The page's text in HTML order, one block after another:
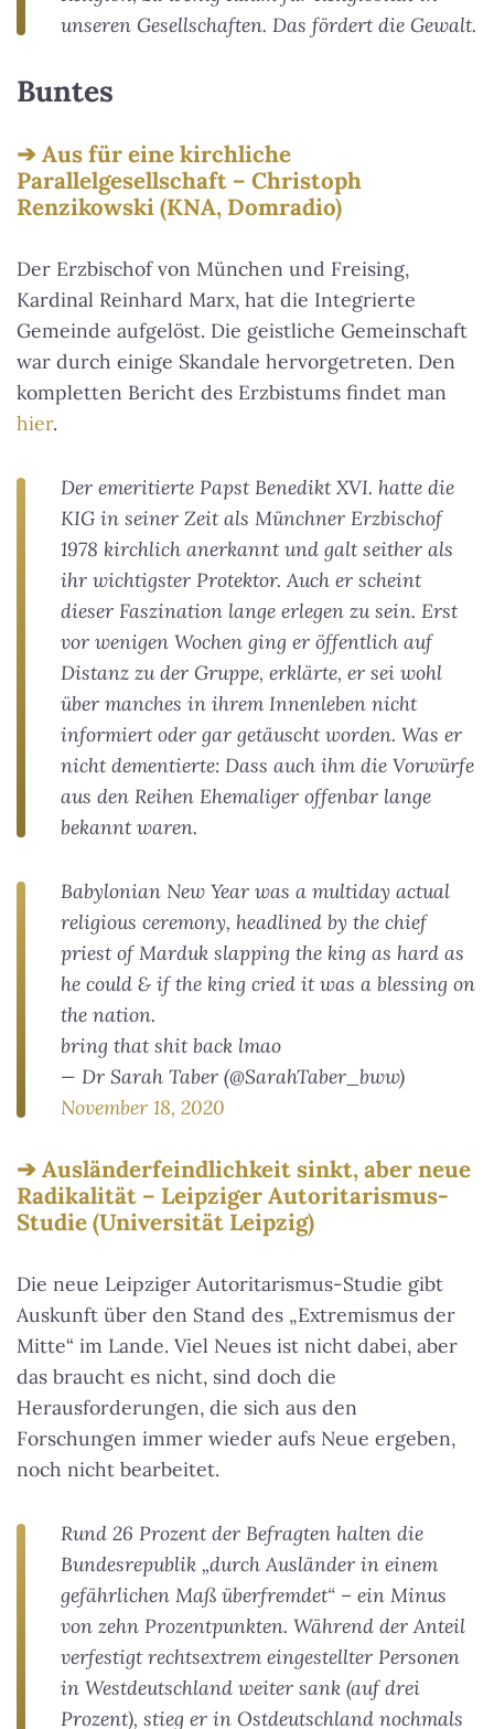
unseren Gesellschaften. Das fördert die Gewalt.
Buntes
Aus für eine kirchliche
Parallelgesellschaft – Christoph
Renzikowski (KNA, Domradio)
Der Erzbischof von München und Freising,
Kardinal Reinhard Marx, hat die Integrierte
Gemeinde aufgelöst. Die geistliche Gemeinschaft
war durch einige Skandale hervorgetreten. Den
kompletten Bericht des Erzbistums findet man
hier.
Der emeritierte Papst Benedikt XVI. hatte die
KIG in seiner Zeit als Münchner Erzbischof
1978 kirchlich anerkannt und galt seither als
ihr wichtigster Protektor. Auch er scheint
dieser Faszination lange erlegen zu sein. Erst
vor wenigen Wochen ging er öffentlich auf
Distanz zu der Gruppe, erklärte, er sei wohl
über manches in ihrem Innenleben nicht
informiert oder gar getäuscht worden. Was er
nicht dementierte: Dass auch ihm die Vorwürfe
aus den Reihen Ehemaliger offenbar lange
bekannt waren.
Babylonian New Year was a multiday actual
religious ceremony, headlined by the chief
priest of Marduk slapping the king as hard as
he could & if the king cried it was a blessing on
the nation.
bring that shit back lmao
— Dr Sarah Taber (@SarahTaber_bww)
November 18, 2020
Ausländerfeindlichkeit sinkt, aber neue
Radikalität – Leipziger Autoritarismus-
Studie (Universität Leipzig)
Die neue Leipziger Autoritarismus-Studie gibt
Auskunft über den Stand des „Extremismus der
Mitte“ im Lande. Viel Neues ist nicht dabei, aber
das braucht es nicht, sind doch die
Herausforderungen, die sich aus den
Forschungen immer wieder aufs Neue ergeben,
noch nicht bearbeitet.
Rund 26 Prozent der Befragten halten die
Bundesrepublik „durch Ausländer in einem
gefährlichen Maß überfremdet“ – ein Minus
von zehn Prozentpunkten. Während der Anteil
verfestigt rechtsextrem eingestellter Personen
in Westdeutschland weiter sank (auf drei
Prozent), stieg er in Ostdeutschland nochmals